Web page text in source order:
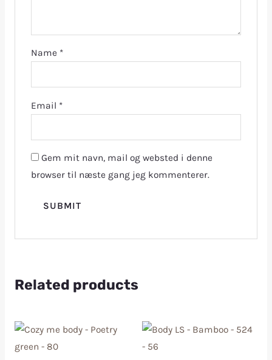
Name *
Email *
Gem mit navn, mail og websted i denne
browser til næste gang jeg kommenterer.
Related products